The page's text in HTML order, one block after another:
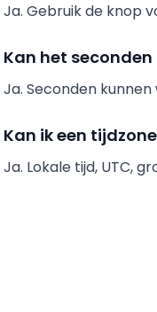
Ja. Gebruik de knop
Kan het
Ja. Seconden
Kan ik een
Ja. Lokale tijd, UTC,